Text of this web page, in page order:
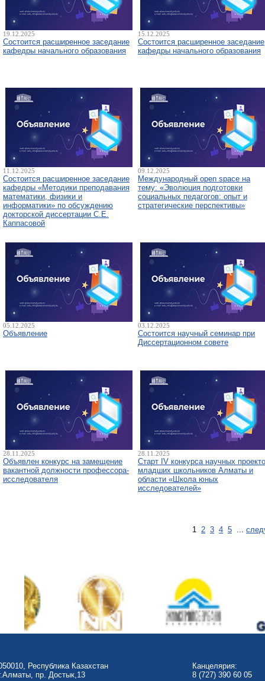
19.12.2025
Состоится расширенное заседание
кафедры начального образования
15.12.2025
Состоится расширенное заседание
кафедры начального образования
11.12.2025
Состоится расширенное заседание
кафедры «Методики преподавания
математики, физики и
информатики» по обсуждению
докторской диссертации С.Е.
Каппасовой
09.12.2025
Международный open space на
тему: «Эволюция подготовки
социальных педагогов: опыт и
стратегические перспективы»
05.12.2025
Объявление
03.12.2025
Состоится научный семинар при
Диссертационном совете
28.11.2025
Объявлен конкурс на замещение
вакантной должности профессора-
исследователя
28.11.2025
Старт IV конкурса научных
младших школьников Алматы и
области «Школа юных
исследователей»
1 2 3 4 5 ...
Республика Казахстан
пр. Достык,13
Канцелярия:
8 (727) 390 60 05